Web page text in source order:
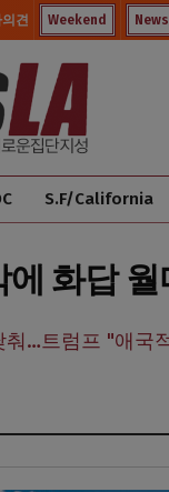
견 Weekend
S.F/California
에 화답
춰…트럼프 "애국